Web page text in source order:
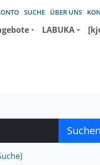
SUCHE ÜBER UNS
LABUKA